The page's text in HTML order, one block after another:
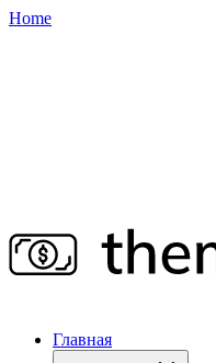
Home
Главная